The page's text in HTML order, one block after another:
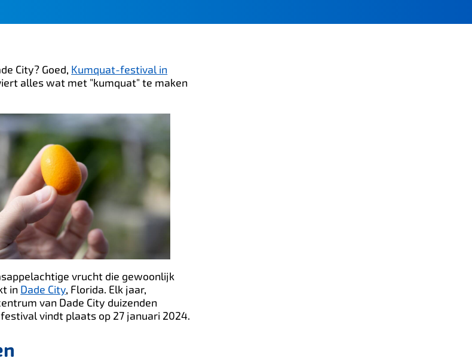
City? Goed, Kumquat-festival in
alles wat met "kumquat" te maken
vrucht die gewoonlijk
in Dade City, Florida. Elk jaar,
van Dade City duizenden
vindt plaats op 27 januari 2024.